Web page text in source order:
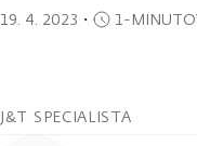
19. 4. 2023 ・ 1-
J&T SPECIALISTA